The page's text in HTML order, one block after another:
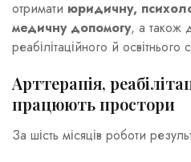
отримати юридичну,
медичну допомогу, а також
реабілітаційного й освітнього
Арттерапія,
працюють простори
За шість місяців роботи